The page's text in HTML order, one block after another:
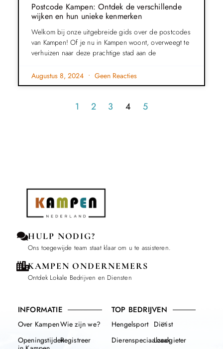
Postcode Kampen: Ontdek de verschillende
wijken en hun unieke kenmerken
Welkom bij onze uitgebreide gids over de postcodes
van Kampen! Of je nu in Kampen woont, overweegt te
verhuizen naar deze prachtige stad aan de
Augustus 8, 2024 Geen Reacties
1 2 3 4 5
HULP NODIG?
Ons toegewijde team staat klaar om u te assisteren.
KAMPEN ONDERNEMERS
Ontdek Lokale Bedrijven en Diensten
INFORMATIE
Over Kampen
Openingstijden
Wie zijn we?
Registreer
TOP BEDRIJVEN
Hengelsport
Dierenspeciaalzaak
Diëtist
Loodgieter